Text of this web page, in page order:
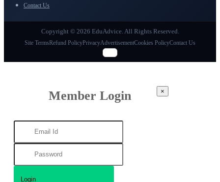
Contact Us
Copyright © 2026 EduAdvice. All Rights Reserved.
Site TermsRefund PolicyPrivacyAdvertisementCookies PolicyContact Us
Member Login ×